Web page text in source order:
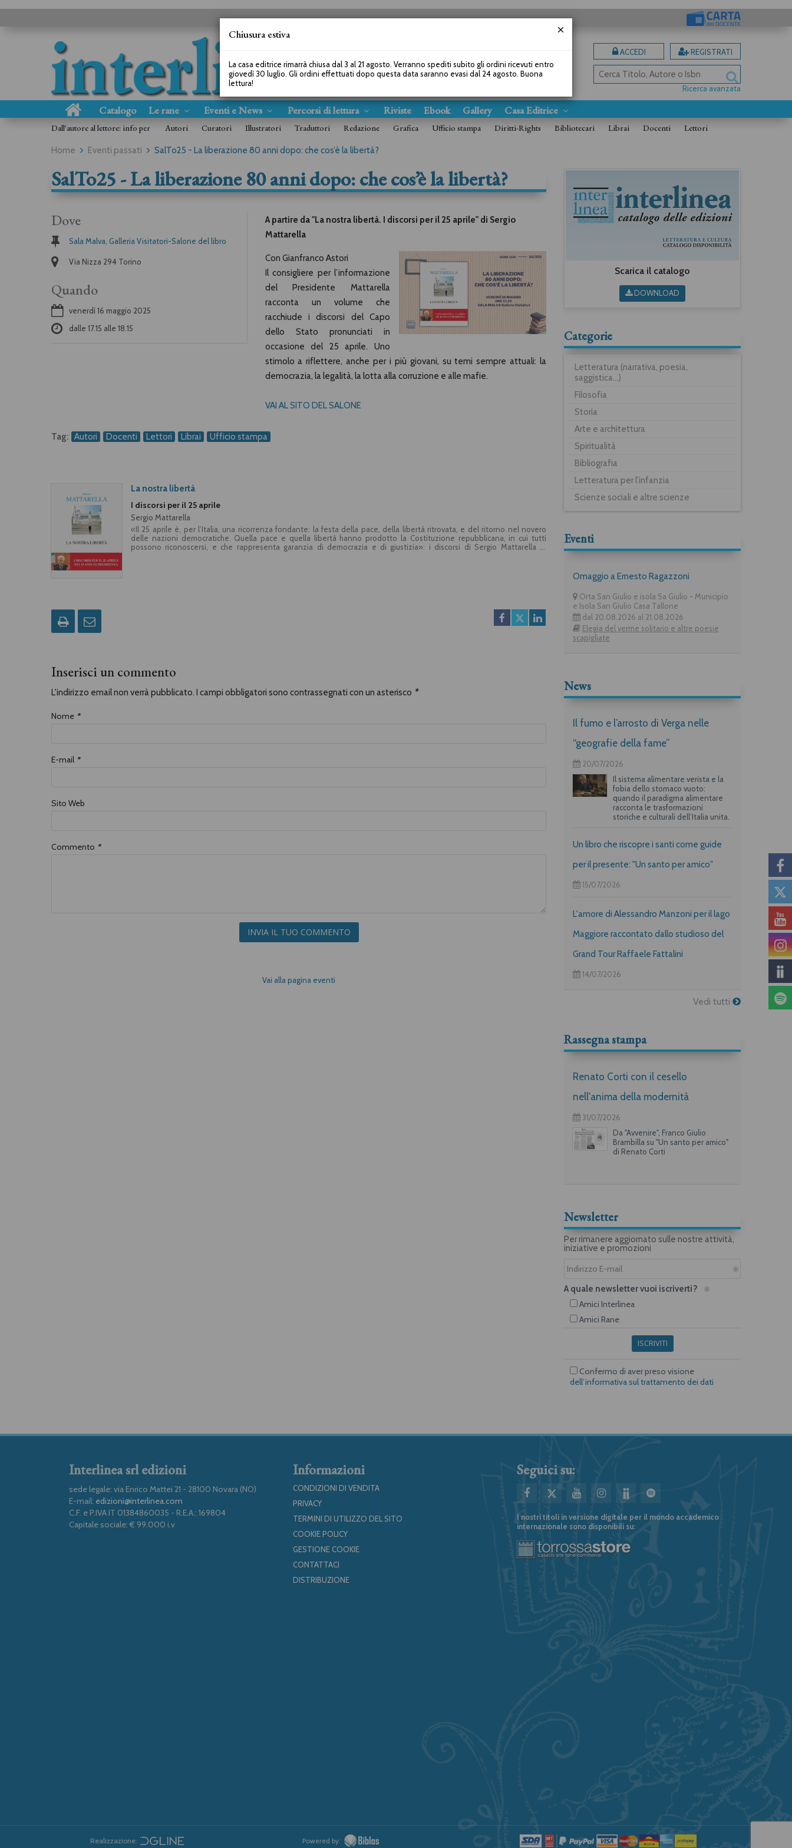
ACCEDI REGISTRATI
Ricerca avanzata
Catalogo Le rane Eventi e News Percorsi di lettura Riviste Ebook Gallery Casa Editrice
Dall'autore al lettore: info per Autori Curatori Illustratori Traduttori Redazione Grafica Ufficio stampa Diritti-Rights Bibliotecari Librai Docenti Lettori
Home Eventi passati SalTo25 - La liberazione 80 anni dopo: che cos’è la libertà?
SalTo25 - La liberazione 80 anni dopo: che cos’è la libertà?
Dove
Sala Malva, Galleria Visitatori-Salone del libro
Via Nizza 294 Torino
Quando
venerdì 16 maggio 2025
dalle 17.15 alle 18.15
A partire da "La nostra libertà. I discorsi per il 25 aprile" di Sergio
Mattarella
Con Gianfranco Astori
Il consigliere per l’informazione
del Presidente Mattarella
racconta un volume che
racchiude i discorsi del Capo
dello Stato pronunciati in
occasione del 25 aprile. Uno
stimolo a riflettere, anche per i più giovani, su temi sempre attuali: la
democrazia, la legalità, la lotta alla corruzione e alle mafie.
VAI AL SITO DEL SALONE
Tag: Autori Docenti Lettori Librai Ufficio stampa
La nostra libertà
I discorsi per il 25 aprile
Sergio Mattarella
«Il 25 aprile è, per l’Italia, una ricorrenza fondante: la festa della pace, della libertà ritrovata, e del ritorno nel novero
delle nazioni democratiche. Quella pace e quella libertà hanno prodotto la Costituzione repubblicana, in cui tutti
possono riconoscersi, e che rappresenta garanzia di democrazia e di giustizia»: i discorsi di Sergio Mattarella in
Inserisci un commento
L'indirizzo email non verrà pubblicato. I campi obbligatori sono contrassegnati con un asterisco *
Nome *
E-mail *
Sito Web
Commento *
INVIA IL TUO COMMENTO
Vai alla pagina eventi
Scarica il catalogo
DOWNLOAD
Categorie
Letteratura (narrativa, poesia,
saggistica...)
Filosofia
Storia
Arte e architettura
Spiritualità
Bibliografia
Letteratura per l'infanzia
Scienze sociali e altre scienze
Eventi
Omaggio a Ernesto Ragazzoni
Orta San Giulio e isola Sa Giulio - Municipio
e Isola San Giulio Casa Tallone
dal 20.08.2026 al 21.08.2026
Elegia del verme solitario e altre poesie
scapigliate
News
Il fumo e l’arrosto di Verga nelle
“geografie della fame”
20/07/2026
Il sistema alimentare verista e la
fobia dello stomaco vuoto:
quando il paradigma alimentare
racconta le trasformazioni
storiche e culturali dell’Italia unita.
Un libro che riscopre i santi come guide
per il presente: "Un santo per amico"
15/07/2026
L'amore di Alessandro Manzoni per il lago
Maggiore raccontato dallo studioso del
Grand Tour Raffaele Fattalini
14/07/2026
Vedi tutti
Rassegna stampa
Renato Corti con il cesello
nell'anima della modernità
31/07/2026
Da "Avvenire", Franco Giulio
Brambilla su "Un santo per amico"
di Renato Corti
Newsletter
Per rimanere aggiornato sulle nostre attività,
iniziative e promozioni
A quale newsletter vuoi iscriverti?
Amici Interlinea
Amici Rane
ISCRIVITI
Confermo di aver preso visione
dell’informativa sul trattamento dei dati
Interlinea srl edizioni
sede legale: via Enrico Mattei 21 - 28100 Novara (NO)
E-mail: edizioni@interlinea.com
C.F. e P.IVA IT 01384860035 - R.E.A.: 169804
Capitale sociale: € 99.000 i.v
Informazioni
CONDIZIONI DI VENDITA
PRIVACY
TERMINI DI UTILIZZO DEL SITO
COOKIE POLICY
GESTIONE COOKIE
CONTATTACI
DISTRIBUZIONE
Seguici su:
I nostri titoli in versione digitale per il mondo accademico
internazionale sono disponibili su:
Realizzazione: Powered by:
Chiusura estiva
La casa editrice rimarrà chiusa dal 3 al 21 agosto. Verranno spediti subito gli ordini ricevuti entro
giovedì 30 luglio. Gli ordini effettuati dopo questa data saranno evasi dal 24 agosto. Buona
lettura!